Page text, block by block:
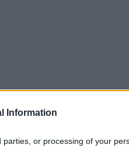
Information
or processing of your